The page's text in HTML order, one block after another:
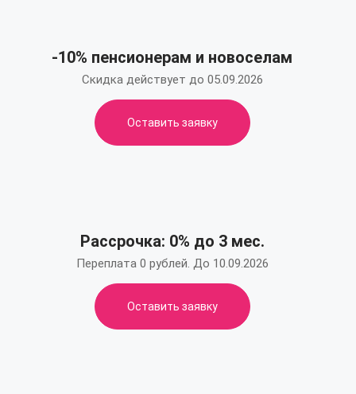
-10% пенсионерам и новоселам
Скидка действует до 05.09.2026
Оставить заявку
Рассрочка: 0% до 3 мес.
Переплата 0 рублей. До 10.09.2026
Оставить заявку